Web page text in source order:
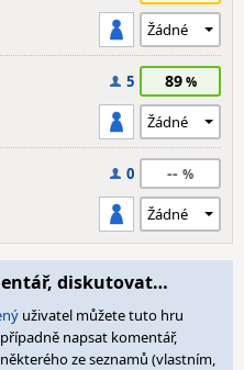
5 89
0 --
diskutovat…
uživatel můžete tuto hru
napsat komentář,
ze seznamů (vlastním,